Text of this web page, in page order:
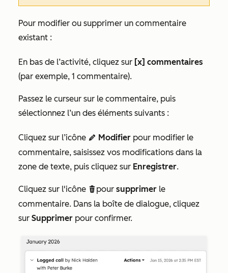
Pour modifier ou supprimer un commentaire
existant :
En bas de l’activité, cliquez sur [x] commentaires
(par exemple, 1 commentaire).
Passez le curseur sur le commentaire, puis
sélectionnez l’un des éléments suivants :
Cliquez sur l’icône edit Modifier pour modifier le
commentaire, saisissez vos modifications dans la
zone de texte, puis cliquez sur Enregistrer.
Cliquez sur l'icône deletepour supprimer le
commentaire. Dans la boîte de dialogue, cliquez
sur Supprimer pour confirmer.